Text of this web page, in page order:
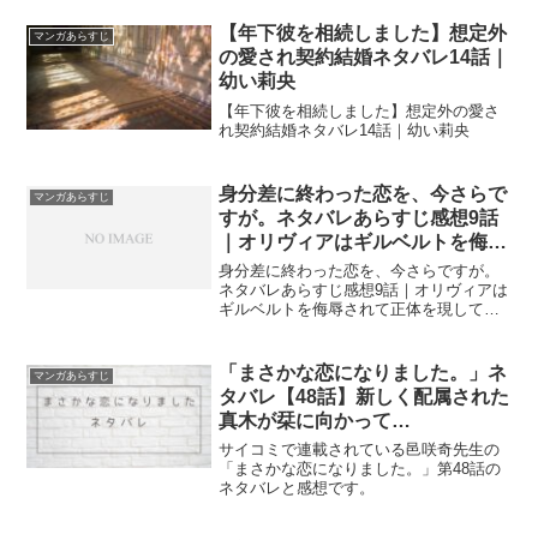
マンガあらすじ
【年下彼を相続しました】想定外
の愛され契約結婚ネタバレ14話｜
幼い莉央
【年下彼を相続しました】想定外の愛さ
れ契約結婚ネタバレ14話｜幼い莉央
マンガあらすじ
身分差に終わった恋を、今さらで
すが。ネタバレあらすじ感想9話
｜オリヴィアはギルベルトを侮辱
されて正体を現してしまう！？
身分差に終わった恋を、今さらですが。
ネタバレあらすじ感想9話｜オリヴィアは
ギルベルトを侮辱されて正体を現してし
マンガあらすじ
「まさかな恋になりました。」ネ
タバレ【48話】新しく配属された
真木が栞に向かって…
サイコミで連載されている邑咲奇先生の
「まさかな恋になりました。」第48話の
ネタバレと感想です。